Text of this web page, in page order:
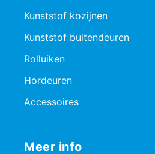
Kunststof kozijnen
Kunststof buitendeuren
Rolluiken
Hordeuren
Accessoires
Meer info